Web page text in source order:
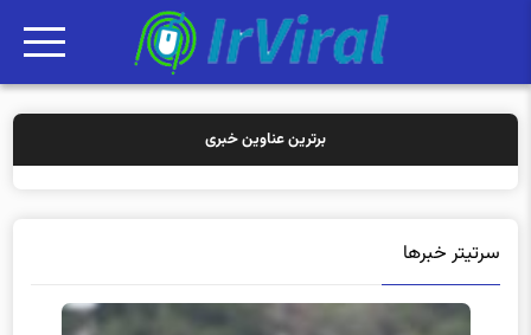
برترین عناوین خبری
سرتیتر خبرها